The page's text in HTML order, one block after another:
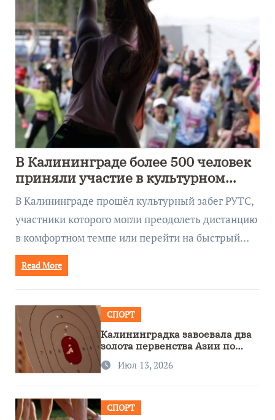
В Калининграде более 500 человек
приняли участие в культурном
забеге
В Калининграде прошёл культурный забег РУТС,
участники которого могли преодолеть дистанцию
в комфортном темпе или перейти на быстрый…
Read More
СПОРТ
Калининградка завоевала два
золота первенства Азии по
метанию ножа
Июл 13, 2026
СПОРТ